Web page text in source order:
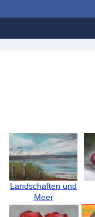
Landschaften und
Meer